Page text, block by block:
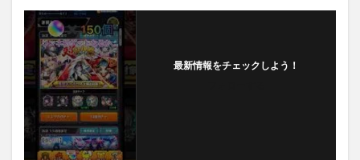
最新情報をチェックしよう！